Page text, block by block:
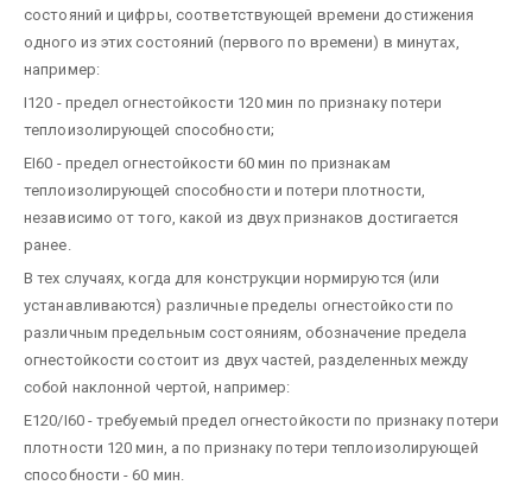
состояний и цифры, соответствующей времени достижения
одного из этих состояний (первого по времени) в минутах,
например:
I120 - предел огнестойкости 120 мин по признаку потери
теплоизолирующей способности;
EI60 - предел огнестойкости 60 мин по признакам
теплоизолирующей способности и потери плотности,
независимо от того, какой из двух признаков достигается
ранее.
В тех случаях, когда для конструкции нормируются (или
устанавливаются) различные пределы огнестойкости по
различным предельным состояниям, обозначение предела
огнестойкости состоит из двух частей, разделенных между
собой наклонной чертой, например:
E120/I60 - требуемый предел огнестойкости по признаку потери
плотности 120 мин, а по признаку потери теплоизолирующей
способности - 60 мин.